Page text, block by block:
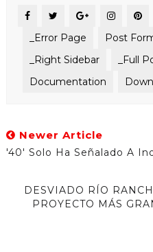
_Error Page
Post
_Right Sidebar
_Full
Documentation
Newer Article
'40' Solo Ha Señalado A
DESVIADO RÍO
PROYECTO MÁS